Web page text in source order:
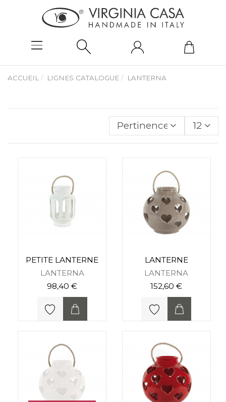
ACCUEIL LIGNES CATALOGUE LANTERNA
Pertinence 12
PETITE LANTERNE
LANTERNA
98,40 €
LANTERNE
LANTERNA
152,60 €